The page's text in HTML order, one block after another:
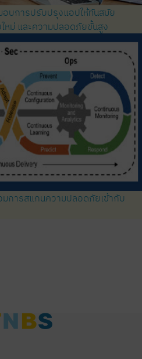
บการปรับปรุงแอปให้ทันสมัย
หม่ และความปลอดภัยขั้นสูง
มการสแกนความปลอดภัยเข้ากับ